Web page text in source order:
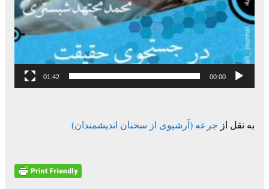
00:00
01:42
به نقل از جرعه (آرشیوی از سخنان اندیشمندان)